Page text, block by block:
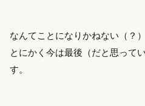
なんてことになりかねない（？
とにかく今は最後（だと思って
す。